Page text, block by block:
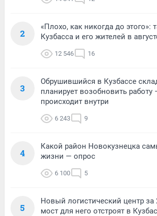
2
«Плохо, как никогда до этого»:
Кузбасса и его жителей в
12 546 16
3
Обрушившийся в Кузбассе
планирует возобновить работу
происходит внутри
6 243 9
4
Какой район Новокузнецка
жизни — опрос
6 100 5
5
Новый логистический центр за
мост для него отстроят в